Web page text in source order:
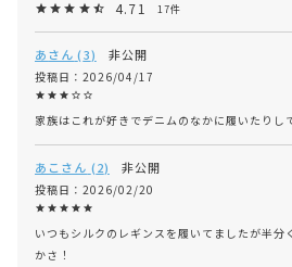
4.71 17
あ 3 非公開
投稿日 2026/04/17
家族はこれが好きでデニムのなかに履いたりし
あこ 2 非公開
投稿日 2026/02/20
いつもシルクのレギンスを履いてましたが半分
かさ！